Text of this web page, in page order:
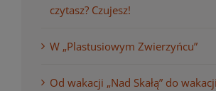
czytasz? Czujesz!
W „Plastusiowym Zwierzyńcu”
Od wakacji „Nad Skałą” do